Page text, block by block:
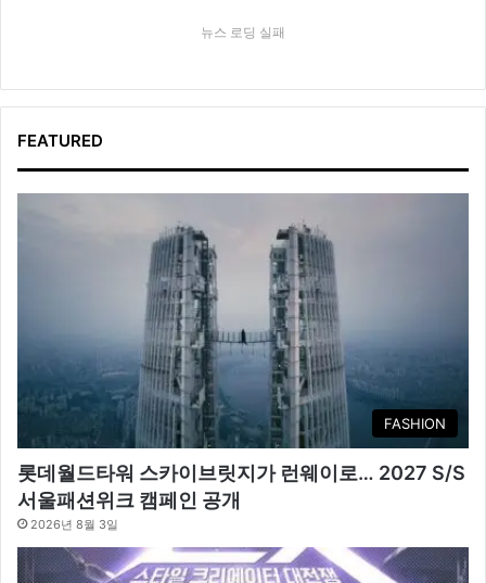
뉴스 로딩 실패
FEATURED
FASHION
롯데월드타워 스카이브릿지가 런웨이로… 2027 S/S
서울패션위크 캠페인 공개
2026년 8월 3일